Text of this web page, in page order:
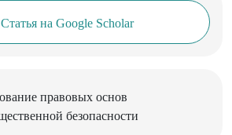
Статья на Google Scholar